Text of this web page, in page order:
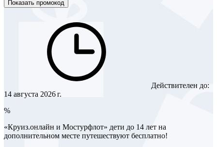
Показать промокод
Действителен до:
14 августа 2026 г.
%
«Круиз.онлайн и Мостурфлот» дети до 14 лет на
дополнительном месте путешествуют бесплатно!